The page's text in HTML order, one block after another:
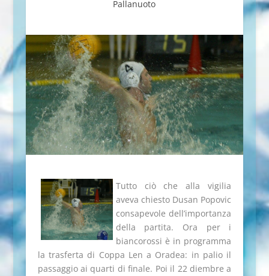
Pallanuoto
Tutto ciò che alla vigilia
aveva chiesto Dusan Popovic
consapevole dell’importanza
della partita. Ora per i
biancorossi è in programma
la trasferta di Coppa Len a Oradea: in palio il
passaggio ai quarti di finale. Poi il 22 diembre a